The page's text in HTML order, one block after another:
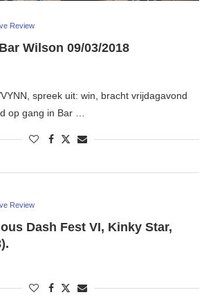
Review
Wilson 09/03/2018
spreek uit: win, bracht vrijdagavond
op gang in Bar …
Review
Dash Fest VI, Kinky Star,